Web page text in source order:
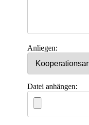
Anliegen:
Datei anhängen: